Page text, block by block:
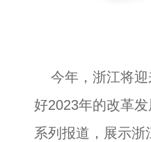
今年，浙江将迎
好2023年的改革
系列报道，展示浙